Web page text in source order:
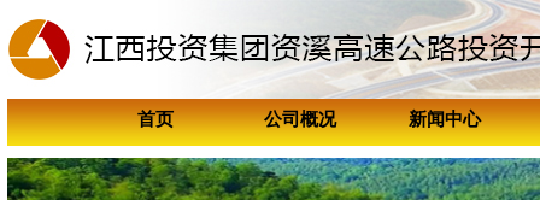
首页 公司概况 新闻中心